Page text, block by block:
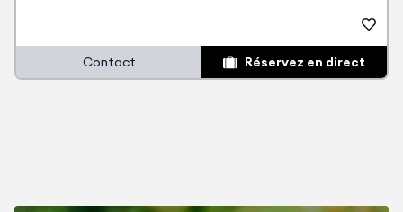
Contact Réservez en direct